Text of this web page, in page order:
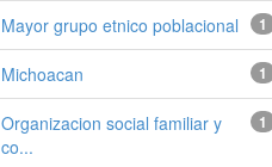
1
Mayor grupo etnico poblacional
1
Michoacan
1
Organizacion social familiar y
co...